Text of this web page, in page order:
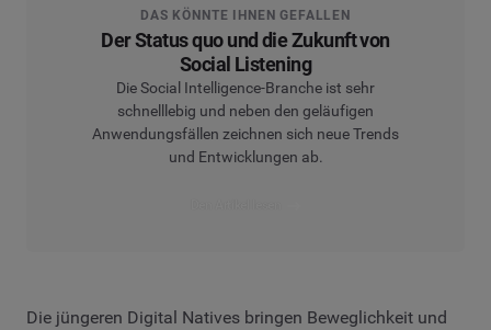
DAS KÖNNTE IHNEN GEFALLEN
Der Status quo und die Zukunft von
Social Listening
Die Social Intelligence-Branche ist sehr
schnelllebig und neben den geläufigen
Anwendungsfällen zeichnen sich neue Trends
und Entwicklungen ab.
Die jüngeren Digital Natives bringen Beweglichkeit und